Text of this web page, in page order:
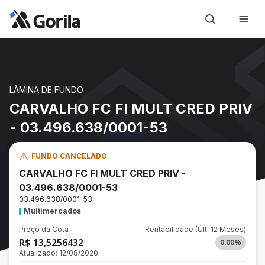
LÂMINA DE FUNDO
CARVALHO FC FI MULT CRED PRIV
- 03.496.638/0001-53
FUNDO CANCELADO
CARVALHO FC FI MULT CRED PRIV -
03.496.638/0001-53
03.496.638/0001-53
Multimercados
Preço da Cota
R$ 13,5256432
Atualizado: 12/08/2020
Rentabilidade (Últ. 12 Meses)
0.00%